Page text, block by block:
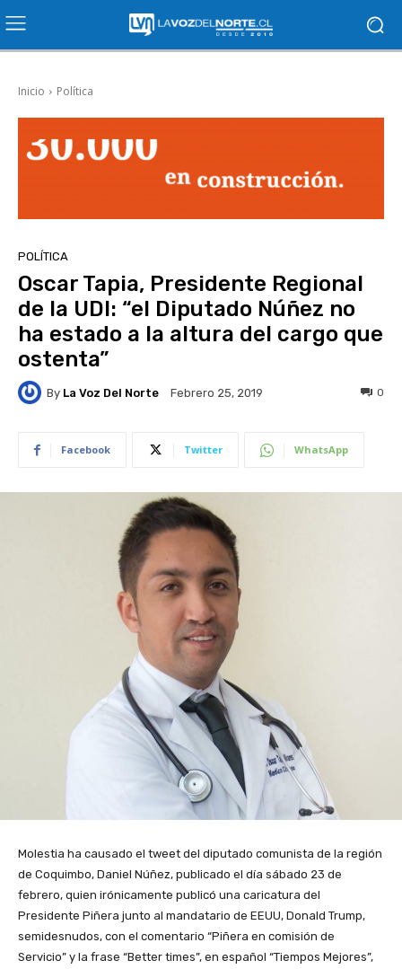
Inicio Política
POLÍTICA
Oscar Tapia, Presidente Regional
de la UDI: “el Diputado Núñez no
ha estado a la altura del cargo que
ostenta”
By La Voz Del Norte Febrero 25, 2019 0
Facebook Twitter WhatsApp
Molestia ha causado el tweet del diputado comunista de la región
de Coquimbo, Daniel Núñez, publicado el día sábado 23 de
febrero, quien irónicamente publicó una caricatura del
Presidente Piñera junto al mandatario de EEUU, Donald Trump,
semidesnudos, con el comentario “Piñera en comisión de
Servicio” y la frase “Better times”, en español “Tiempos Mejores”,